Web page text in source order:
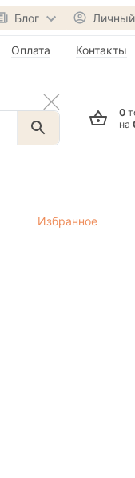
Блог
Оплата Контакты
0
на
Избранное